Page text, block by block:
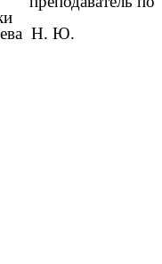
скрипки
Н. Ю.